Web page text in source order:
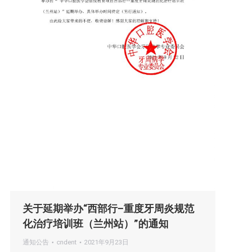
关于延期举办“西部行–重度牙周炎规范
化治疗培训班（兰州站）”的通知
通知公告 cndent 2021年9月23日